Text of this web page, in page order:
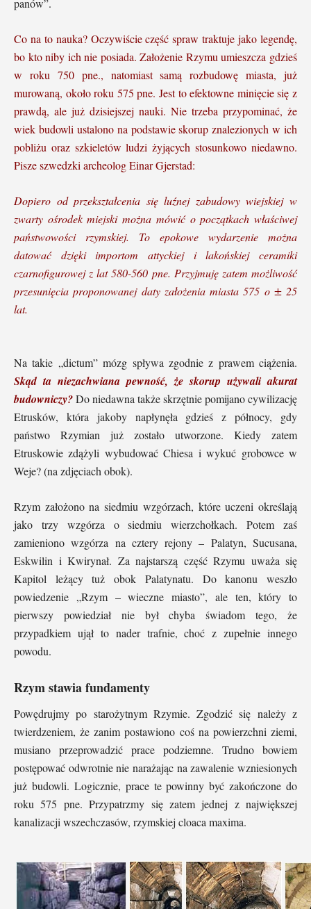
panów”.
Co na to nauka? Oczywiście część spraw traktuje jako legendę,
bo kto niby ich nie posiada. Założenie Rzymu umieszcza gdzieś
w roku 750 pne., natomiast samą rozbudowę miasta, już
murowaną, około roku 575 pne. Jest to efektowne minięcie się z
prawdą, ale już dzisiejszej nauki. Nie trzeba przypominać, że
wiek budowli ustalono na podstawie skorup znalezionych w ich
pobliżu oraz szkieletów ludzi żyjących stosunkowo niedawno.
Pisze szwedzki archeolog Einar Gjerstad:
Dopiero od przekształcenia się luźnej zabudowy wiejskiej w
zwarty ośrodek miejski można mówić o początkach właściwej
państwowości rzymskiej. To epokowe wydarzenie można
datować dzięki importom attyckiej i lakońskiej ceramiki
czarnofigurowej z lat 580-560 pne. Przyjmuję zatem możliwość
przesunięcia proponowanej daty założenia miasta 575 o ± 25
lat.
Na takie „dictum” mózg spływa zgodnie z prawem ciążenia.
Skąd ta niezachwiana pewność, że skorup używali akurat
budowniczy?Do niedawna także skrzętnie pomijano cywilizację
Etrusków, która jakoby napłynęła gdzieś z północy, gdy
państwo Rzymian już zostało utworzone. Kiedy zatem
Etruskowie zdążyli wybudować Chiesa i wykuć grobowce w
Weje? (na zdjęciach obok).
Rzym założono na siedmiu wzgórzach, które uczeni określają
jako trzy wzgórza o siedmiu wierzchołkach. Potem zaś
zamieniono wzgórza na cztery rejony – Palatyn, Sucusana,
Eskwilin i Kwirynał. Za najstarszą część Rzymu uważa się
Kapitol leżący tuż obok Palatynatu. Do kanonu weszło
powiedzenie „Rzym – wieczne miasto”, ale ten, który to
pierwszy powiedział nie był chyba świadom tego, że
przypadkiem ujął to nader trafnie, choć z zupełnie innego
powodu.
Rzym stawia fundamenty
Powędrujmy po starożytnym Rzymie. Zgodzić się należy z
twierdzeniem, że zanim postawiono coś na powierzchni ziemi,
musiano przeprowadzić prace podziemne. Trudno bowiem
postępować odwrotnie nie narażając na zawalenie wzniesionych
już budowli. Logicznie, prace te powinny być zakończone do
roku 575 pne. Przypatrzmy się zatem jednej z największej
kanalizacji wszechczasów, rzymskiej cloaca maxima.